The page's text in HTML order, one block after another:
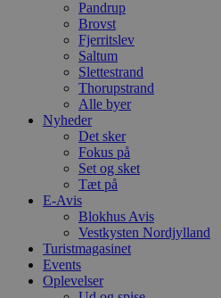
Pandrup
Brovst
Fjerritslev
Saltum
Slettestrand
Thorupstrand
Alle byer
Nyheder
Det sker
Fokus på
Set og sket
Tæt på
E-Avis
Blokhus Avis
Vestkysten Nordjylland
Turistmagasinet
Events
Oplevelser